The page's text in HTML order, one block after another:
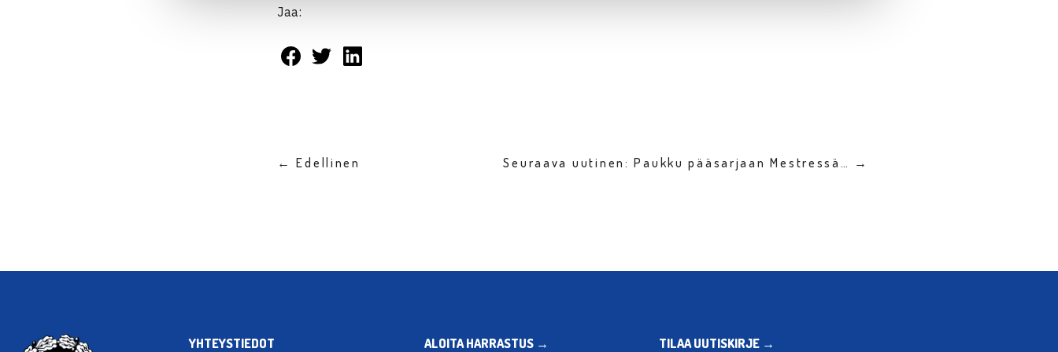
Jaa:
← Edellinen Seuraava uutinen: Paukku pääsarjaan Mestressä… →
YHTEYSTIEDOT ALOITA HARRASTUS → TILAA UUTISKIRJE →